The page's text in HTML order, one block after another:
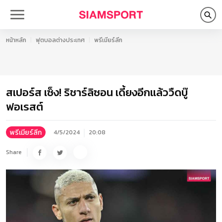
หน้าหลัก ฟุตบอลต่างประเทศ พรีเมียร์ลีก
สเปอร์ส เซ็ง! ริชาร์ลิซอน เดี้ยงอีกแล้ววืดบู๊
ฟอเรสต์
พรีเมียร์ลีก 4/5/2024 20:08
Share